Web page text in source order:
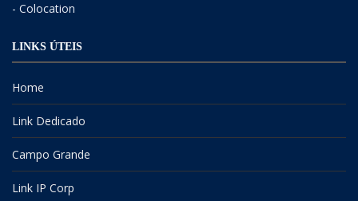
- Colocation
LINKS ÚTEIS
Home
Link Dedicado
Campo Grande
Link IP Corp